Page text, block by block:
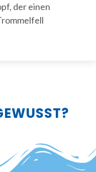
der einen